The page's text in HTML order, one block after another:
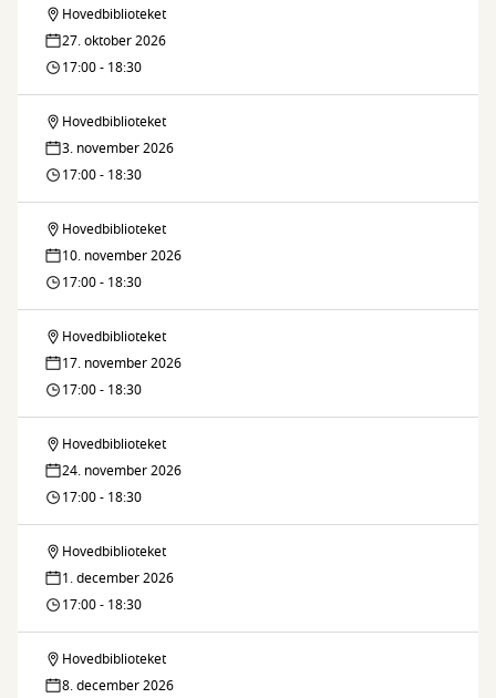
café
Sprogcafé
/
café
Hovedbiblioteket
27. oktober 2026
17:00 - 18:30
Sprogcafé
/
café
Hovedbiblioteket
3. november 2026
17:00 - 18:30
Sprogcafé
/
café
Hovedbiblioteket
10. november 2026
17:00 - 18:30
Sprogcafé
/
café
Hovedbiblioteket
17. november 2026
17:00 - 18:30
Sprogcafé
/
café
Hovedbiblioteket
24. november 2026
17:00 - 18:30
Sprogcafé
/
café
Hovedbiblioteket
1. december 2026
17:00 - 18:30
Sprogcafé
Hovedbiblioteket
8. december 2026